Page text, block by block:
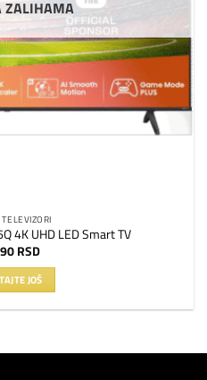
ZALIHAMA
4K UHD LED Smart TV
RSD
JOŠ